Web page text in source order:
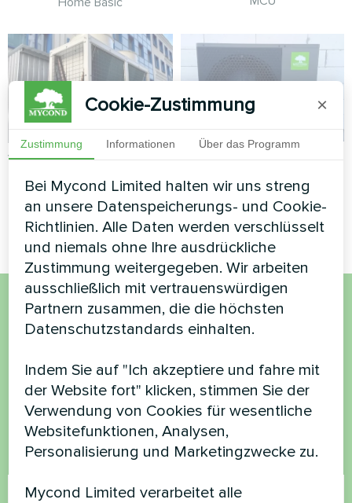
Verwaltungsgebäude
Modulare Wärmepumpe Serie
MCU
Wärmepumpe BeeHeat MHS-
N14BH
Möchten Sie kaufen oder
haben Sie Fragen?
Kontaktieren Sie uns und wir werden Ihnen
helfen
Cookie-Zustimmung ×
Zustimmung Informationen Über das Programm
Bei Mycond Limited halten wir uns streng
an unsere Datenspeicherungs- und Cookie-
Richtlinien. Alle Daten werden verschlüsselt
und niemals ohne Ihre ausdrückliche
Zustimmung weitergegeben. Wir arbeiten
ausschließlich mit vertrauenswürdigen
Partnern zusammen, die die höchsten
Datenschutzstandards einhalten.
Indem Sie auf "Ich akzeptiere und fahre mit
der Website fort" klicken, stimmen Sie der
Verwendung von Cookies für wesentliche
Websitefunktionen, Analysen,
Personalisierung und Marketingzwecke zu.
Mycond Limited verarbeitet alle